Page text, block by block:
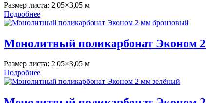
Размер листа: 2,05×3,05 м
Подробнее
Монолитный поликарбонат Эконом
Размер листа: 2,05×3,05 м
Подробнее